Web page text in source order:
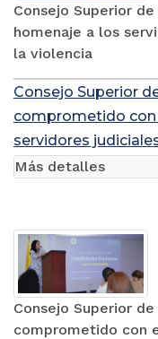
Consejo Superior
homenaje a los
la violencia
Consejo Superior
comprometido con
servidores
Consejo Superior
comprometido con
Más detalles